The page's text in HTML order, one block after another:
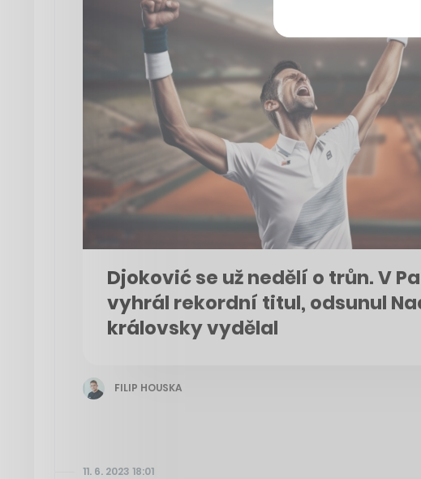
Djoković se už nedělí o trůn. V
vyhrál rekordní titul, odsunul
královsky vydělal
FILIP HOUSKA
11. 6. 2023 18:01